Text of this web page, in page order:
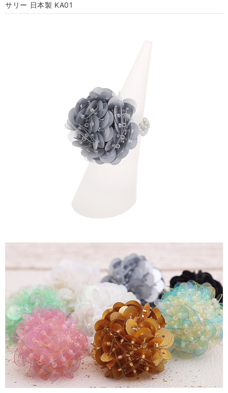
サリー 日本製 KA01